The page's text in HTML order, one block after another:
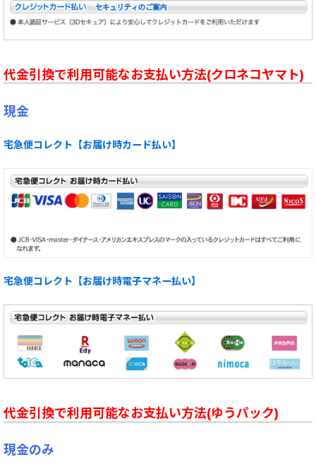
代金引換で利用可能なお支払い方法(クロネコヤマト)
現金
宅急便コレクト【お届け時カード払い】
宅急便コレクト【お届け時電子マネー払い】
代金引換で利用可能なお支払い方法(ゆうパック)
現金のみ